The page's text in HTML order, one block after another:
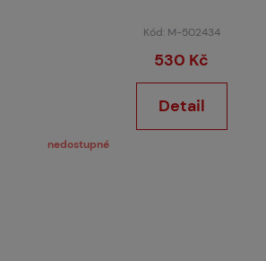
Kód: M-502434
530 Kč
Detail
nedostupné